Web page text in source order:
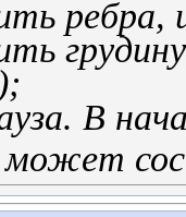
ребра,
В